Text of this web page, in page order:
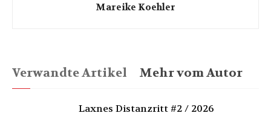
Mareike Koehler
Verwandte Artikel Mehr vom Autor
Laxnes Distanzritt #2 / 2026